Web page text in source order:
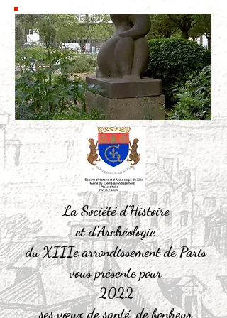
La Société d’Histoire
et d’Archéologie
du XIIIe arrondissement de Paris
vous présente pour
2022
ses vœux de santé, de bonheur